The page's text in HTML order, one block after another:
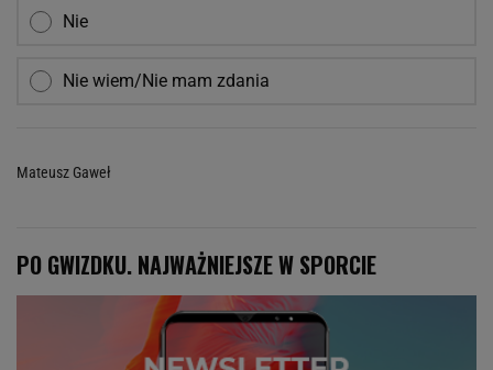
Nie
Nie wiem/Nie mam zdania
Mateusz Gaweł